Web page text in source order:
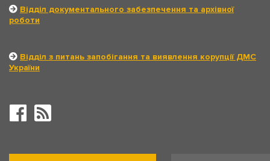
Відділ документального забезпечення та архівної
роботи
Відділ з питань запобігання та виявлення корупції ДМС
України